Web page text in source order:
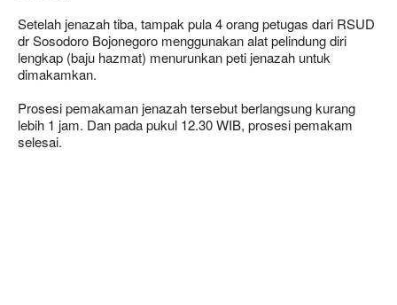
Setelah jenazah tiba, tampak pula 4 orang petugas dari RSUD
dr Sosodoro Bojonegoro menggunakan alat pelindung diri
lengkap (baju hazmat) menurunkan peti jenazah untuk
dimakamkan.
Prosesi pemakaman jenazah tersebut berlangsung kurang
lebih 1 jam. Dan pada pukul 12.30 WIB, prosesi pemakam
selesai.